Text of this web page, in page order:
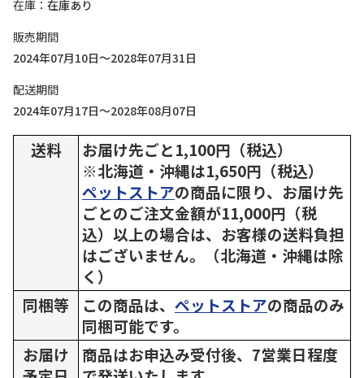
在庫
在庫あり
販売期間
2024年07月10日～2028年07月31日
配送期間
2024年07月17日～2028年08月07日
送料
お届け先ごと1,100円（税込）
※北海道・沖縄は1,650円（税込）
ペットストアの商品に限り、お届け先
ごとのご注文金額が11,000円（税
込）以上の場合は、お客様の送料負担
はございません。（北海道・沖縄は除
く）
同梱等
この商品は、 ペットストアの商品のみ
同梱可能です。
お届け
商品はお申込み受付後、7営業日程度